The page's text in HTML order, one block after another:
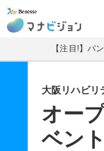
マナ
【注目!】パ
大阪リハビリ
オー
ベン